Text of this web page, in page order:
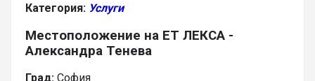
Категория: Услуги
Местоположение на ЕТ ЛЕКСА -
Александра Тенева
Град: София